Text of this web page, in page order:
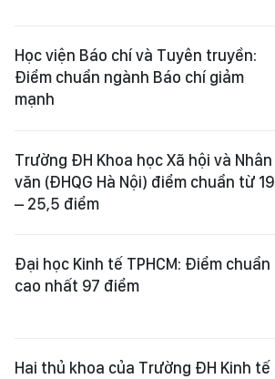
Học viện Báo chí và Tuyên truyền:
Điểm chuẩn ngành Báo chí giảm
mạnh
Trường ĐH Khoa học Xã hội và Nhân
văn (ĐHQG Hà Nội) điểm chuẩn từ 19
– 25,5 điểm
Đại học Kinh tế TPHCM: Điểm chuẩn
cao nhất 97 điểm
Hai thủ khoa của Trường ĐH Kinh tế